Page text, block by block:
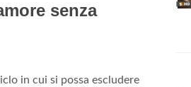
senza
in cui si possa escludere